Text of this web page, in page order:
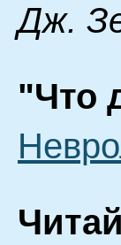
Дж.
"Что